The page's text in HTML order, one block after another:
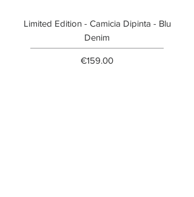
Limited Edition - Camicia Dipinta - Blu
Denim
Price
€159.00